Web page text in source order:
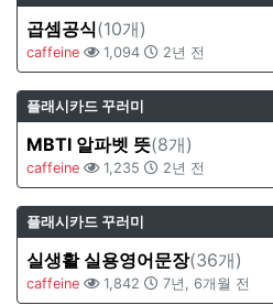
곱셈공식(10개)
caffeine 1,094 2년 전
플래시카드 꾸러미
MBTI 알파벳 뜻(8개)
caffeine 1,235 2년 전
플래시카드 꾸러미
실생활 실용영어문장(36개)
caffeine 1,842 7년, 6개월 전